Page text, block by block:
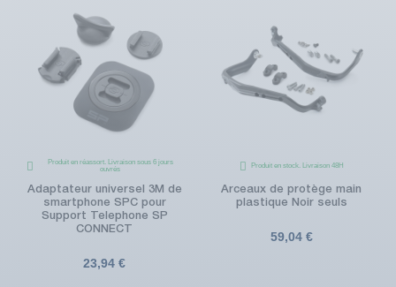
Produit en réassort. Livraison sous 6 jours
ouvrés
Adaptateur universel 3M de
smartphone SPC pour
Support Telephone SP
CONNECT
23,94 €
Produit en stock. Livraison 48H
Arceaux de protège main
plastique Noir seuls
59,04 €